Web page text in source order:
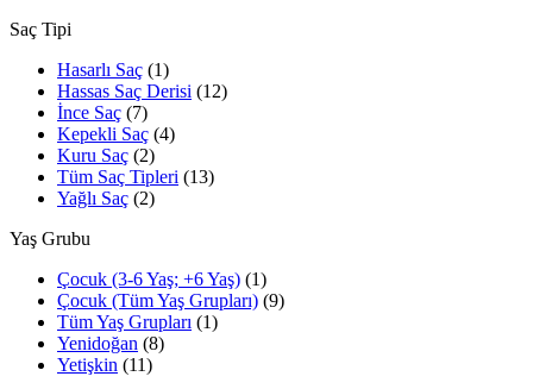
Saç Tipi
Hasarlı Saç (1)
Hassas Saç Derisi (12)
İnce Saç (7)
Kepekli Saç (4)
Kuru Saç (2)
Tüm Saç Tipleri (13)
Yağlı Saç (2)
Yaş Grubu
Çocuk (3-6 Yaş; +6 Yaş) (1)
Çocuk (Tüm Yaş Grupları) (9)
Tüm Yaş Grupları (1)
Yenidoğan (8)
Yetişkin (11)